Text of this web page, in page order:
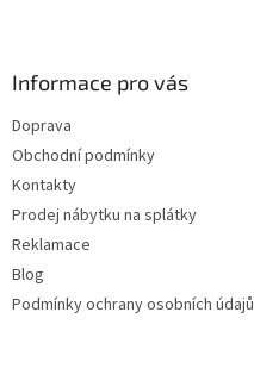
Informace pro vás
Doprava
Obchodní podmínky
Kontakty
Prodej nábytku na splátky
Reklamace
Blog
Podmínky ochrany osobních údajů